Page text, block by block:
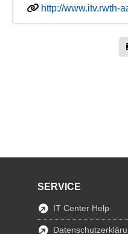
http://www.itv.rwth-
SERVICE
IT Center Help